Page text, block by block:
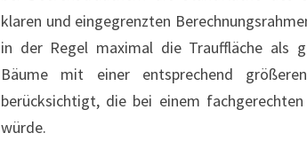
klaren und eingegrenzten
in der Regel maximal die Trauffläche als
Bäume mit einer entsprechend
berücksichtigt, die bei einem
würde.